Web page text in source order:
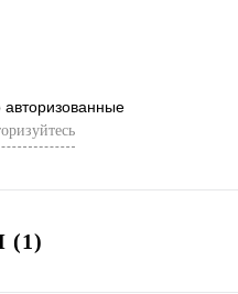
авторизованные